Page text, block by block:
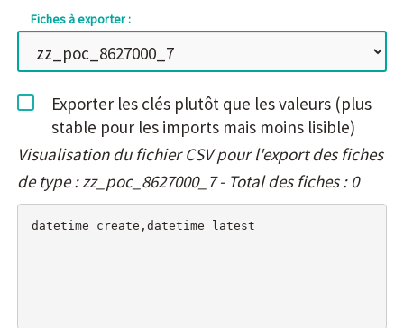
Fiches à exporter :
Exporter les clés plutôt que les valeurs (plus
stable pour les imports mais moins lisible)
Visualisation du fichier CSV pour l'export des fiches
de type : zz_poc_8627000_7 - Total des fiches : 0